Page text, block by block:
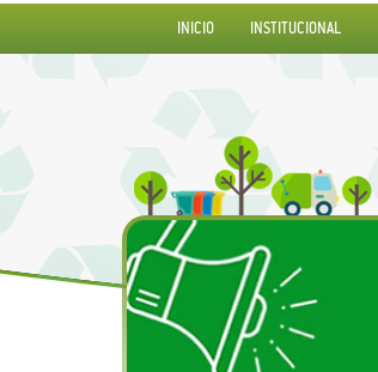
INICIO INSTITUCIONAL